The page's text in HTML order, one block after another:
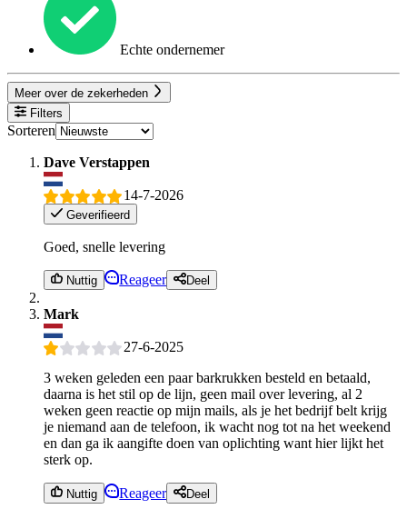
Echte ondernemer
Meer over de zekerheden
Filters
Sorteren
Dave Verstappen
14-7-2026
Geverifieerd
Goed, snelle levering
Nuttig Reageer Deel
Mark
27-6-2025
3 weken geleden een paar barkrukken besteld en betaald,
daarna is het stil op de lijn, geen mail over levering, al 2
weken geen reactie op mijn mails, als je het bedrijf belt krijg
je niemand aan de telefoon, ik wacht nog tot na het weekend
en dan ga ik aangifte doen van oplichting want hier lijkt het
sterk op.
Nuttig Reageer Deel